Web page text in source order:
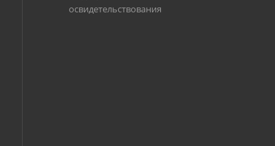
освидетельствования